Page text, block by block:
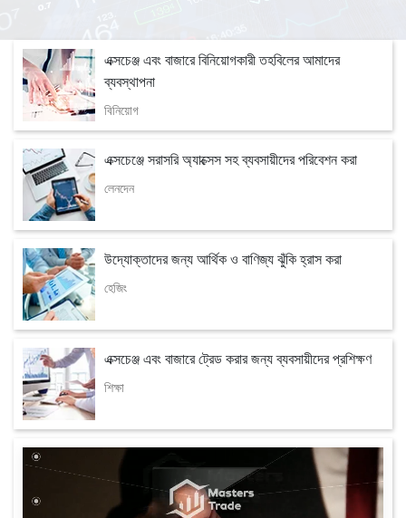
এক্সচেঞ্জ এবং বাজারে বিনিয়োগকারী তহবিলের আমাদের
ব্যবস্থাপনা
বিনিয়োগ
এক্সচেঞ্জে সরাসরি অ্যাক্সেস সহ ব্যবসায়ীদের পরিবেশন করা
লেনদেন
উদ্যোক্তাদের জন্য আর্থিক ও বাণিজ্য ঝুঁকি হ্রাস করা
হেজিং
এক্সচেঞ্জ এবং বাজারে ট্রেড করার জন্য ব্যবসায়ীদের প্রশিক্ষণ
শিক্ষা